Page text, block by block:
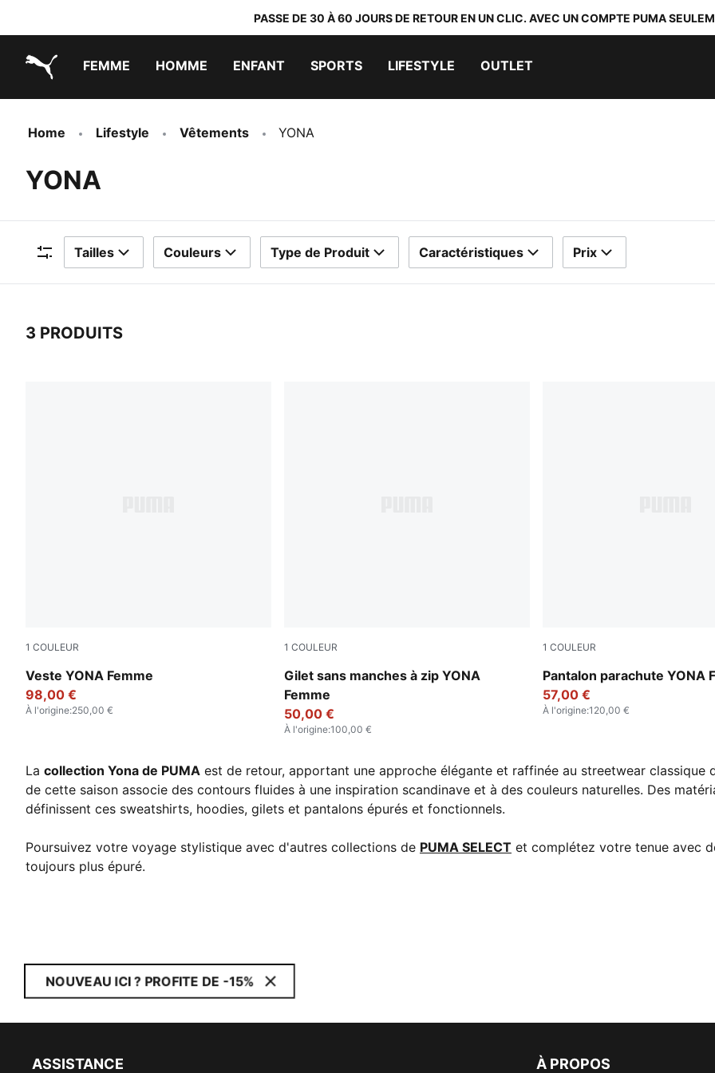
PASSE DE 30 À 60 JOURS DE RETOUR EN UN CLIC. AVEC UN COMPTE PUMA
FEMME HOMME ENFANT SPORTS LIFESTYLE OUTLET
Home Lifestyle Vêtements YONA
YONA
Filtres
Tailles Couleurs Type de Produit Caractéristiques Prix
3 PRODUITS
1 COULEUR
Veste YONA Femme
Light Moss
98,00 €
À l'origine:250,00 €
1 COULEUR
Gilet sans manches à zip YONA
Femme
Honey Butter
50,00 €
À l'origine:100,00 €
1 COULEUR
Pantalon parachute YONA
Dusky Gray
57,00 €
À l'origine:120,00 €
La collection Yona de PUMA est de retour, apportant une approche élégante et raffinée au streetwear classique
de cette saison associe des contours fluides à une inspiration scandinave et à des couleurs naturelles. Des
définissent ces sweatshirts, hoodies, gilets et pantalons épurés et fonctionnels.
Poursuivez votre voyage stylistique avec d'autres collections de PUMA SELECT et complétez votre tenue avec
toujours plus épuré.
NOUVEAU ICI ? PROFITE DE -15%
ASSISTANCE À PROPOS